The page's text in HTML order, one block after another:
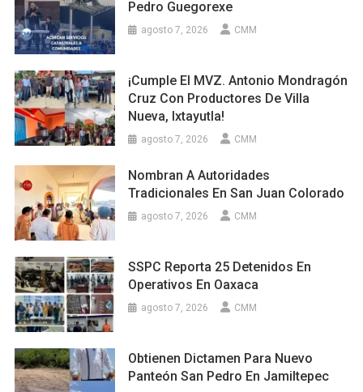
Pedro Guegorexe
agosto 7, 2026 CMM
¡Cumple El MVZ. Antonio Mondragón
Cruz Con Productores De Villa
Nueva, Ixtayutla!
agosto 7, 2026 CMM
Nombran A Autoridades
Tradicionales En San Juan Colorado
agosto 7, 2026 CMM
SSPC Reporta 25 Detenidos En
Operativos En Oaxaca
agosto 7, 2026 CMM
Obtienen Dictamen Para Nuevo
Panteón San Pedro En Jamiltepec